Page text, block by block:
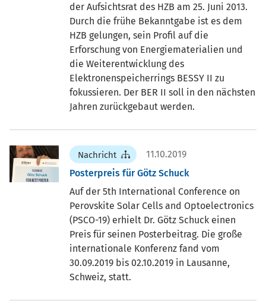
der Aufsichtsrat des HZB am 25. Juni 2013.
Durch die frühe Bekanntgabe ist es dem
HZB gelungen, sein Profil auf die
Erforschung von Energiematerialien und
die Weiterentwicklung des
Elektronenspeicherrings BESSY II zu
fokussieren. Der BER II soll in den nächsten
Jahren zurückgebaut werden.
Nachricht
11.10.2019
Posterpreis für Götz Schuck
Auf der 5th International Conference on
Perovskite Solar Cells and Optoelectronics
(PSCO-19) erhielt Dr. Götz Schuck einen
Preis für seinen Posterbeitrag. Die große
internationale Konferenz fand vom
30.09.2019 bis 02.10.2019 in Lausanne,
Schweiz, statt.